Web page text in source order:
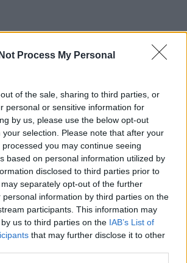
Process My Personal
of the sale, sharing to third parties, or
personal or sensitive information for
by us, please use the below opt-out
selection. Please note that after your
you may continue seeing
based on personal information utilized by
disclosed to third parties prior to
separately opt-out of the further
personal information by third parties on the
participants. This information may
us to third parties on the IAB’s List of
that may further disclose it to other